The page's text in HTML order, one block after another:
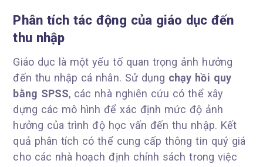
Phân tích tác động của giáo dục đến
thu nhập
Giáo dục là một yếu tố quan trọng ảnh hưởng
đến thu nhập cá nhân. Sử dụng chạy hồi quy
bằng SPSS, các nhà nghiên cứu có thể xây
dựng các mô hình để xác định mức độ ảnh
hưởng của trình độ học vấn đến thu nhập. Kết
quả phân tích có thể cung cấp thông tin quý giá
cho các nhà hoạch định chính sách trong việc